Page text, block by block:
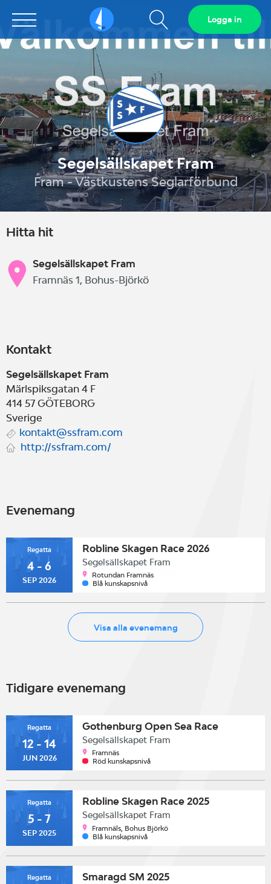
Sailarena Visa
sökfält
Logga in
Segelsällskapet Fram
Fram - Västkustens Seglarförbund
Hitta hit
Segelsällskapet Fram
Framnäs 1, Bohus-Björkö
Kontakt
Segelsällskapet Fram
Märlspiksgatan 4 F
414 57 GÖTEBORG
Sverige
kontakt@ssfram.com
http://ssfram.com/
Evenemang
Regatta
4 - 6
SEP 2026
Robline Skagen Race 2026
Segelsällskapet Fram
Rotundan Framnäs
Blå kunskapsnivå
Visa alla evenemang
Tidigare evenemang
Regatta
12 - 14
JUN 2026
Gothenburg Open Sea Race
Segelsällskapet Fram
Framnäs
Röd kunskapsnivå
Regatta
5 - 7
SEP 2025
Robline Skagen Race 2025
Segelsällskapet Fram
Framnäls, Bohus Björkö
Blå kunskapsnivå
Regatta Smaragd SM 2025